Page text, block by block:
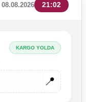
08.08.2026 21:02
KARGO YOLDA
📍